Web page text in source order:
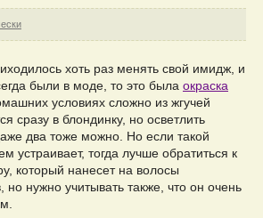
хоть раз менять свой имидж, и
были в моде, то это была окраска
условиях сложно из жгучей
сразу в блондинку, но осветлить
два тоже можно. Но если такой
устраивает, тогда лучше обратиться к
который нанесет на волосы
но нужно учитывать также, что он очень